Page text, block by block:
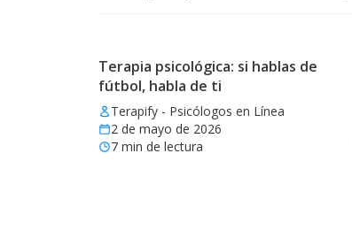
Terapia psicológica: si hablas de
fútbol, habla de ti
Terapify - Psicólogos en Línea
2 de mayo de 2026
7 min de lectura